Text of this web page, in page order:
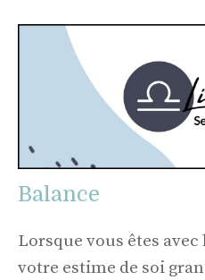
Balance
Lorsque vous êtes
votre estime de soi